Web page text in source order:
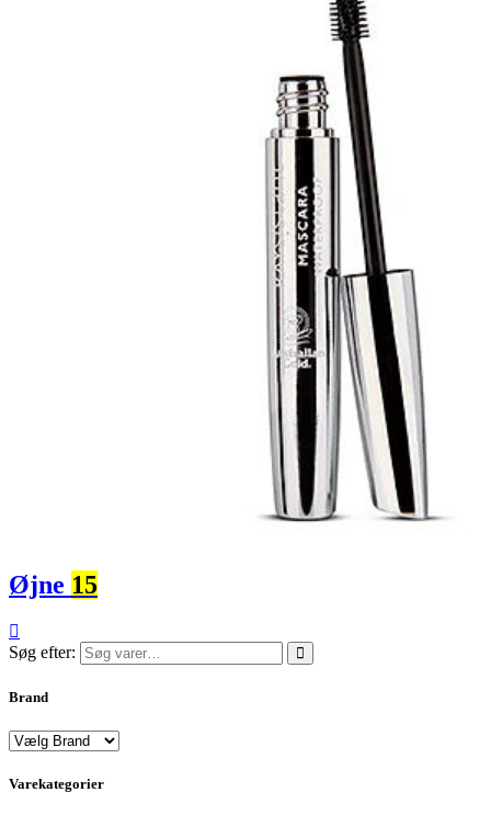
Øjne 15
Søg efter:
Brand
Varekategorier